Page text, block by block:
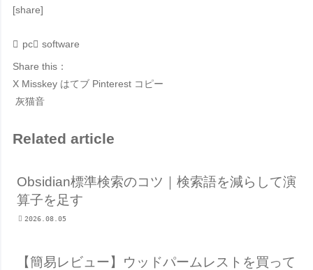
[share]
pc
software
Share this：
X Misskey はてブ Pinterest コピー
灰猫音
Related article
Obsidian標準検索のコツ｜検索語を減らして演
算子を足す
2026.08.05
【簡易レビュー】ウッドパームレストを買って